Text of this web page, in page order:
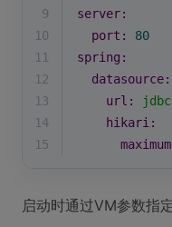
9
server:
10
port:
80
11
spring:
12
datasource:
13
url:
14
hikari:
15
启动时通过VM参数指